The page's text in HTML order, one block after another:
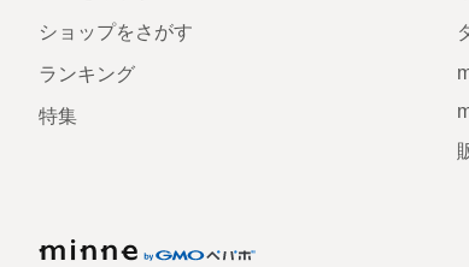
ショップをさがす
ランキング
特集